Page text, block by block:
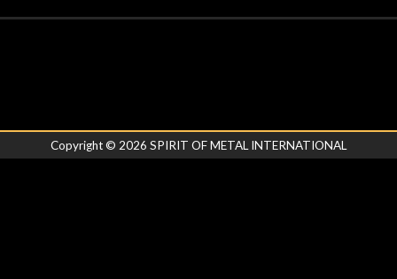
Copyright © 2026 SPIRIT OF METAL INTERNATIONAL